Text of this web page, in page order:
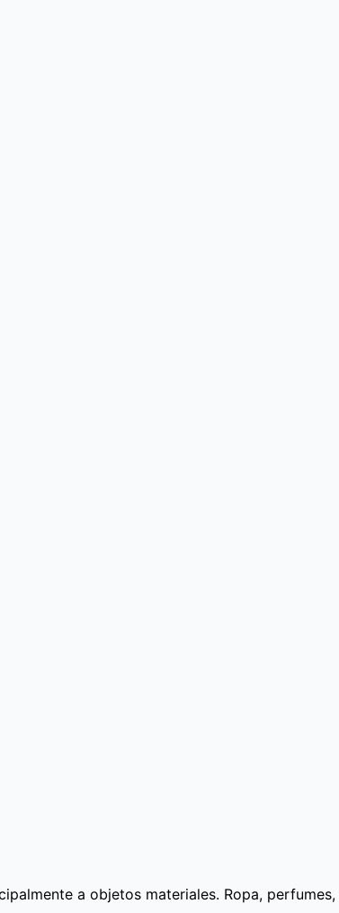
a objetos materiales. Ropa,